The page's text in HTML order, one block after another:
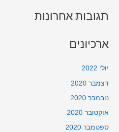
תגובות אחרונות
ארכיונים
יולי 2022
דצמבר 2020
נובמבר 2020
אוקטובר 2020
ספטמבר 2020